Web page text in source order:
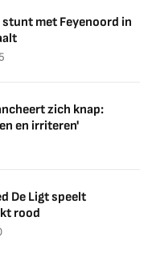
met Feyenoord in
zich knap:
en irriteren'
De Ligt speelt
rood